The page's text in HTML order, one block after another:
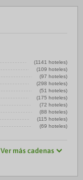
(1141 hoteles)
(109 hoteles)
(97 hoteles)
(298 hoteles)
(51 hoteles)
(175 hoteles)
(72 hoteles)
(88 hoteles)
(115 hoteles)
(69 hoteles)
Ver más cadenas